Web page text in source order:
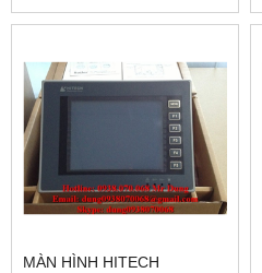
MÀN HÌNH HITECH